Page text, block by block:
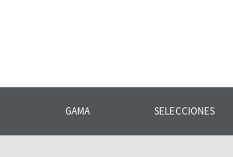
desde 1892 la
GAMA SELECCIONES